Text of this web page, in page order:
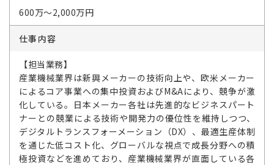
600万～2,000万円
仕事内容
【担当業務】
産業機械業界は新興メーカーの技術向上や、欧米メーカー
によるコア事業への集中投資およびM&Aにより、競争が激
化している。日本メーカー各社は先進的なビジネスパート
ナーとの競業による技術や開発力の優位性を維持しつつ、
デジタルトランスフォーメーション（DX）、最適生産体制
を通じた低コスト化、グローバルな視点で成長分野への積
極投資などを進めており、産業機械業界が直面している各